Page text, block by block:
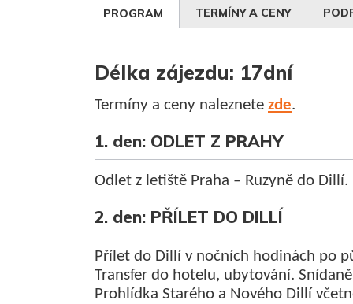
PROGRAM TERMÍNY A CENY
Délka zájezdu: 17dní
Termíny a ceny naleznete zde.
1. den: ODLET Z PRAHY
Odlet z letiště Praha – Ruzyně do Dillí.
2. den: PŘÍLET DO DILLÍ
Přílet do Dillí v nočních hodinách po
Transfer do hotelu, ubytování.
Prohlídka Starého a Nového Dillí